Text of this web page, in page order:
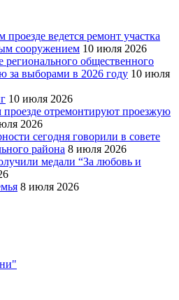
ведется ремонт участка
сооружением 10 июля 2026
регионального общественного
за выборами в 2026 году 10 июля
10 июля 2026
отремонтируют проезжую
2026
сегодня говорили в совете
района 8 июля 2026
медали “За любовь и
8 июля 2026